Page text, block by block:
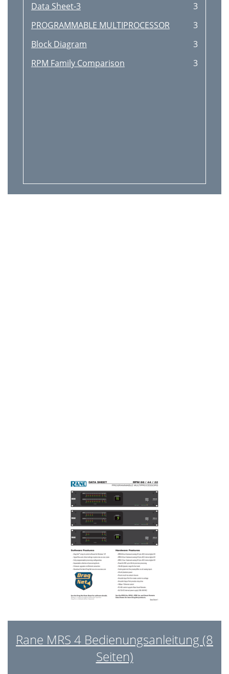
Data Sheet-3
3
PROGRAMMABLE MULTIPROCESSOR
3
Block Diagram
3
RPM Family Comparison
3
Rane MRS 4 Bedienungsanleitung (8
Seiten)